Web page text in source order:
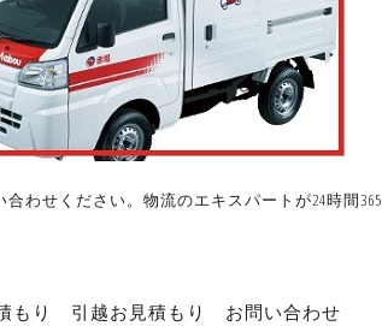
わせください。物流のエキスパートが24時間365
もり 引越お見積もり
お問い合わせ